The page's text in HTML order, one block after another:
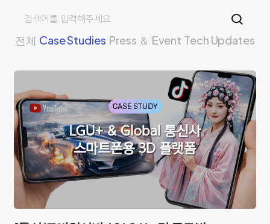
전체 Case Studies Press ＆ Event Tech Updates